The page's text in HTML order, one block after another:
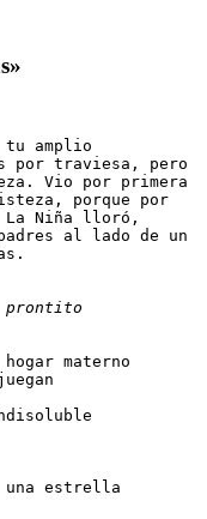
tu amplio
por traviesa, pero
Vio por primera
porque por
La Niña lloró,
al lado de un
prontito
materno
una estrella